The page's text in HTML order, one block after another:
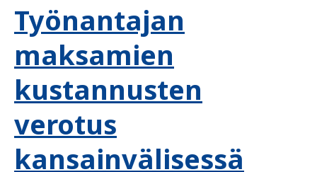
Työnantajan
maksamien
kustannusten
verotus
kansainvälisessä